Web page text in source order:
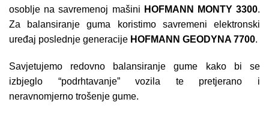
osoblje na savremenoj mašini HOFMANN MONTY 3300.
Za balansiranje guma koristimo savremeni elektronski
uređaj poslednje generacije HOFMANN GEODYNA 7700.
Savjetujemo redovno balansiranje gume kako bi se
izbjeglo “podrhtavanje” vozila te pretjerano i
neravnomjerno trošenje gume.